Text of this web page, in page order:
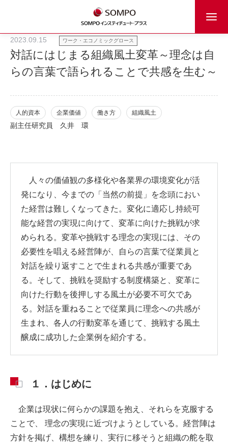
2023.09.15 ワーク・エコノミックグロース
対話にはじまる組織風土変革～理念は自
らの言葉で語られることで共感を生む～
人的資本 企業価値 働き方 組織風土
副主任研究員 久井 環
人々の価値観の多様化や各業界の環境変化が活
発になり、今までの「当然の前提」を念頭におい
た経営は難しくなってきた。変化に適応し持続可
能な経営の実現に向けて、変革に向けた挑戦が求
められる。変革や挑戦する理念の実現には、その
必要性を唱える経営陣が、自らの言葉で従業員と
対話を繰り返すことで生まれる共感が重要であ
る。そして、挑戦を奨励する制度構築と、変革に
向けた行動を後押しする風土が必要不可欠であ
る。対話を重ねることで従業員に理念への共感が
生まれ、各人の行動変革を通じて、挑戦する風土
醸成に成功した企業例を紹介する。
１．はじめに
企業は現状に何らかの課題を抱え、それらを克服する
ことで、 理念の実現に近づけようとしている。経営陣は
方針を掲げ、構想を練り、実行に移そうと組織の舵を取